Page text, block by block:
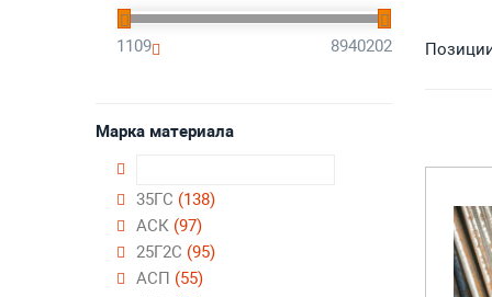
1109 8940202
Марка материала
35ГС (138)
АСК (97)
25Г2С (95)
АСП (55)